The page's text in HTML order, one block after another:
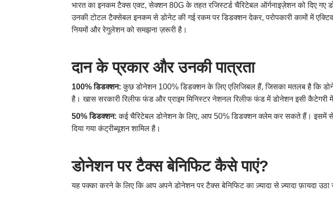
भारत का इनकम टैक्स एक्ट, सेक्शन 80G के तहत रजिस्टर्ड चैरिटेबल ऑर्गनाइज़ेशन को दिए
उनकी टोटल टैक्सेबल इनकम से डोनेट की गई रकम पर डिडक्शन देकर, परोपकारी कामों में
नियमों और रेगुलेशन को समझना ज़रूरी है।
दान के प्रकार और उनकी पात्रता
100% डिडक्शन:कुछ डोनेशन 100% डिडक्शन के लिए एलिजिबल हैं, जिसका मतलब है कि
है। खास सरकारी रिलीफ फंड और प्राइम मिनिस्टर नेशनल रिलीफ फंड में डोनेशन इसी कैटेगरी
50% डिडक्शन:कई चैरिटेबल डोनेशन के लिए, आप 50% डिडक्शन क्लेम कर सकते हैं। इसमें
दिया गया कंट्रीब्यूशन शामिल है।
डोनेशन पर टैक्स बेनिफिट कैसे पाएं?
यह पक्का करने के लिए कि आप अपने डोनेशन पर टैक्स बेनिफिट का ज़्यादा से ज़्यादा फ़ायदा